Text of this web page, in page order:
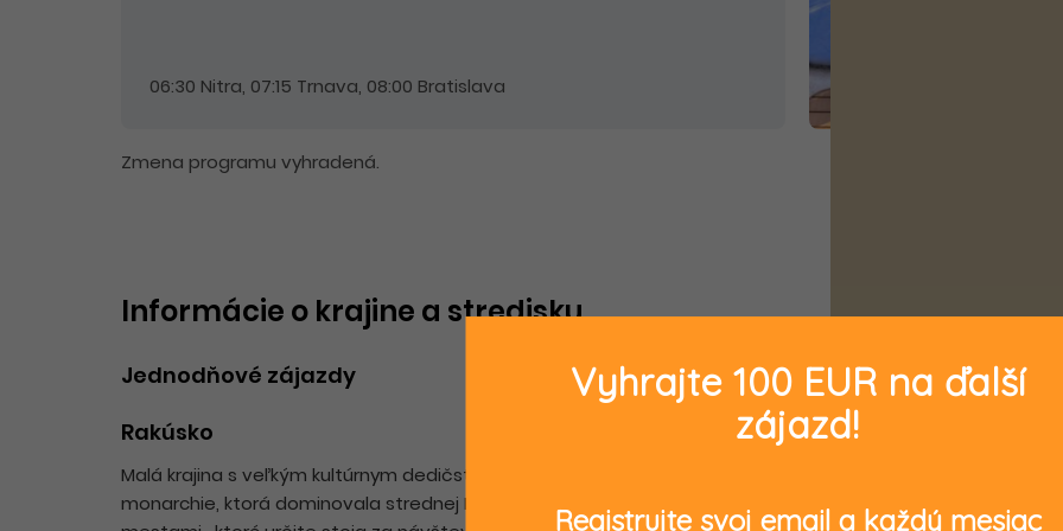
06:30 Nitra, 07:15 Trnava, 08:00 Bratislava
Zmena programu vyhradená.
Informácie o krajine a stredisku
Jednodňové zájazdy
Rakúsko
Malá krajina s veľkým kultúrnym dedičstvom a nádhernou prírodou, s ktorou zdieľame spoločnú minulosť
monarchie, ktorá dominovala strednej Európe viac ako 600 rokov s hlavným mestom
Viedňou
Vyhrajte 100 EUR na ďalší
zájazd!
Registrujte svoj email a každý mesiac